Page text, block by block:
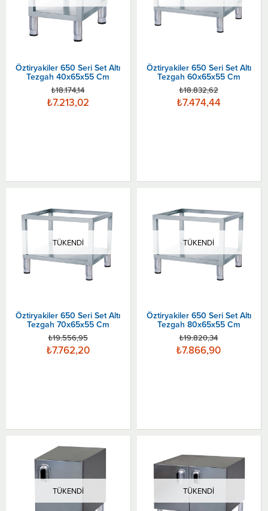
Öztiryakiler 650 Seri Set Altı
Tezgah 40x65x55 Cm
₺7.213,02
₺18.174,14
Öztiryakiler 650 Seri Set Altı
Tezgah 60x65x55 Cm
₺7.474,44
₺18.832,62
TÜKENDI
Öztiryakiler 650 Seri Set Altı
Tezgah 70x65x55 Cm
₺7.762,20
₺19.556,95
TÜKENDI
Öztiryakiler 650 Seri Set Altı
Tezgah 80x65x55 Cm
₺7.866,90
₺19.820,34
TÜKENDI TÜKENDI